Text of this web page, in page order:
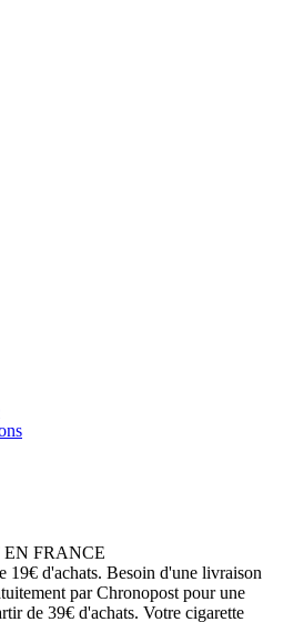
FRANCE
19€ d'achats. Besoin d'une livraison
par Chronopost pour une
de 39€ d'achats. Votre cigarette